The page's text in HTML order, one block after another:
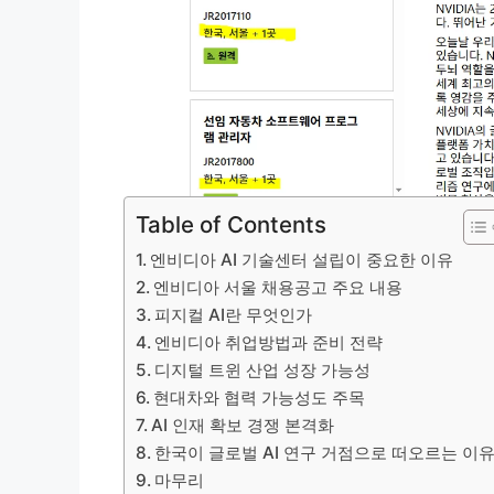
Table of Contents
엔비디아 AI 기술센터 설립이 중요한 이유
엔비디아 서울 채용공고 주요 내용
피지컬 AI란 무엇인가
엔비디아 취업방법과 준비 전략
디지털 트윈 산업 성장 가능성
현대차와 협력 가능성도 주목
AI 인재 확보 경쟁 본격화
한국이 글로벌 AI 연구 거점으로 떠오르는 이
마무리